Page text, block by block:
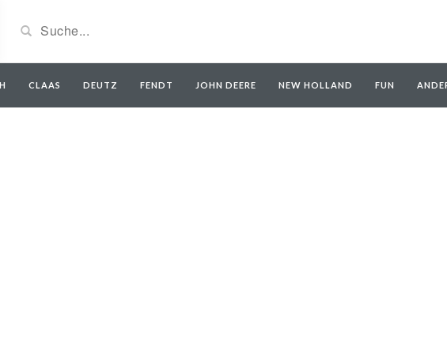
CLAAS DEUTZ FENDT JOHN DEERE NEW HOLLAND FUN